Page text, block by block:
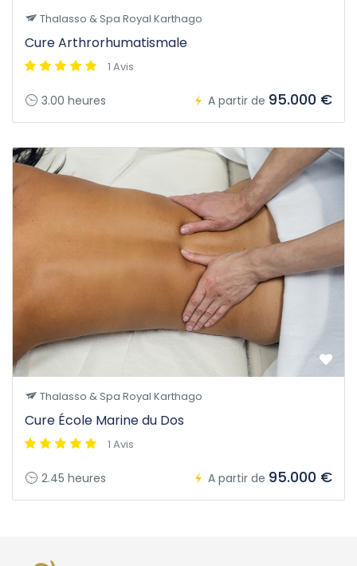
Thalasso & Spa Royal Karthago
Cure Arthrorhumatismale
1 Avis
3.00 heures A partir de 95.000 €
Thalasso & Spa Royal Karthago
Cure École Marine du Dos
1 Avis
2.45 heures A partir de 95.000 €